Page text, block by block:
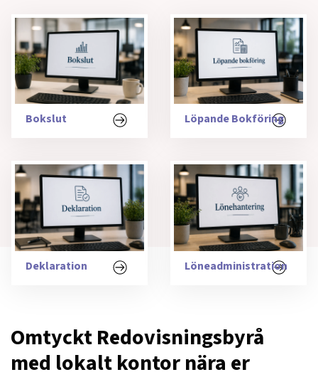
Bokslut Löpande Bokföring
Deklaration Löneadministration
Omtyckt Redovisningsbyrå
med lokalt kontor nära er